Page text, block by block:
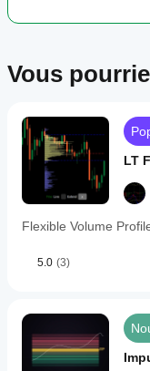
Vous
LT
Flexible Volume
5.0 (3)